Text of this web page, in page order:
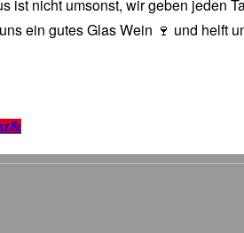
ist nicht umsonst, wir geben jeden
ein gutes Glas Wein 🍷 und helft